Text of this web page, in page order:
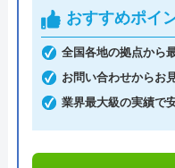
悪質な業者ではありま
作業にかかる金額自
ず、残念ながら割引
は10%OFFで修理·
容・費用を説明し、
おすすめポイ
全国各地の拠点から
お問い合わせからお
業界最大級の実績で